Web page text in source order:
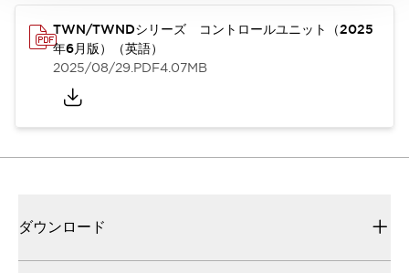
TWN/TWNDシリーズ コントロールユニット（2025
年6月版）（英語）
2025/08/29.PDF4.07MB
ダウンロード